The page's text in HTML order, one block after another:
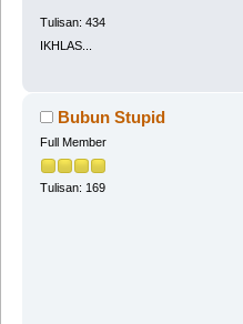
Tulisan: 434
IKHLAS...
Bubun Stupid
Full Member
Tulisan: 169